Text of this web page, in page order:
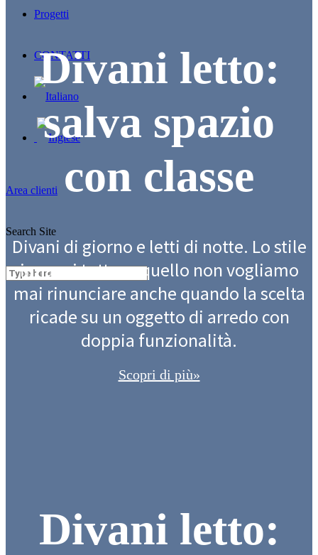
Progetti
CONTATTI
Area clienti
Search Site
Divani letto:
salva spazio
con classe
Divani di giorno e letti di notte. Lo stile
innanzi tutto, a quello non vogliamo
mai rinunciare anche quando la scelta
ricade su un oggetto di arredo con
doppia funzionalità.
Scopri di più»
Divani letto: